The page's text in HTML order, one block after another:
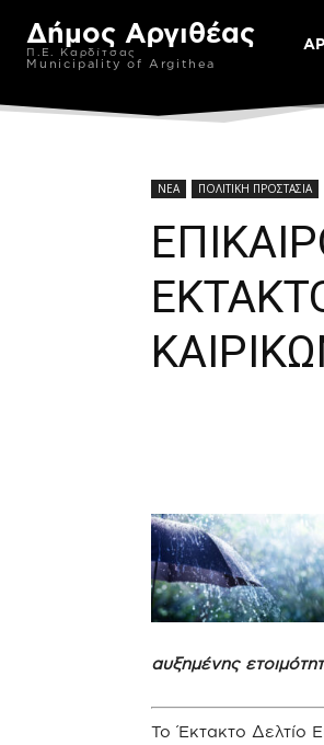
Δήμος Αργιθέας
Π.Ε. Καρδίτσας
Municipality of Argithea
ΝΕΑ ΠΟΛΙΤΙΚΗ ΠΡΟΣΤΑΣΙΑ
αυξημένης
Το Έκτακτο Δελτίο